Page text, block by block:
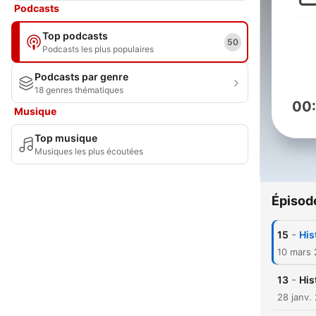
Podcasts
Top podcasts
Podcasts les plus populaires
50
Podcasts par genre
18 genres thématiques
Musique
Top musique
Musiques les plus écoutées
15 -
10 mars
13 -
28 janv.